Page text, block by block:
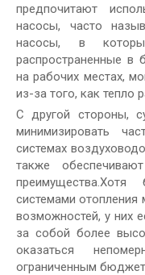
предпочитают
насосы, часто
насосы, в
распространенные в
на рабочих местах,
из-за того, как тепло
С другой стороны,
минимизировать
системах
также
системами отопления
возможностей, у них
за собой более
оказаться
ограниченным